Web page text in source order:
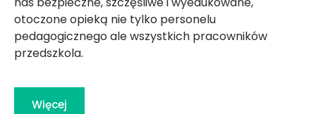
otoczone opieką nie tylko personelu
pedagogicznego ale wszystkich pracowników
przedszkola.
Więcej